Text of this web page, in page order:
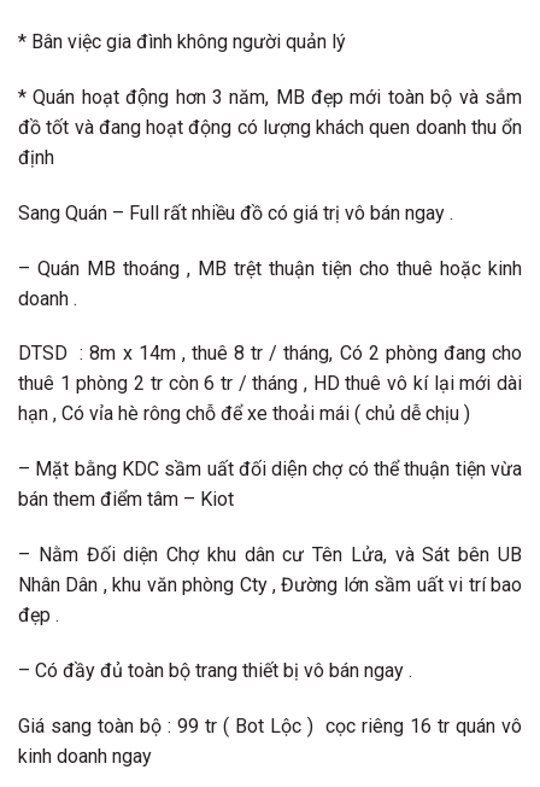
* Bân việc gia đình không người quản lý
* Quán hoạt động hơn 3 năm, MB đẹp mới toàn bộ và sắm
đồ tốt và đang hoạt động có lượng khách quen doanh thu ổn
định
Sang Quán – Full rất nhiều đồ có giá trị vô bán ngay .
– Quán MB thoáng , MB trệt thuận tiện cho thuê hoặc kinh
doanh .
DTSD : 8m x 14m , thuê 8 tr / tháng, Có 2 phòng đang cho
thuê 1 phòng 2 tr còn 6 tr / tháng , HD thuê vô kí lại mới dài
hạn , Có vỉa hè rông chỗ để xe thoải mái ( chủ dễ chịu )
– Mặt bằng KDC sầm uất đối diện chợ có thể thuận tiện vừa
bán them điểm tâm – Kiot
– Nằm Đối diện Chợ khu dân cư Tên Lửa, và Sát bên UB
Nhân Dân , khu văn phòng Cty , Đường lớn sầm uất vi trí bao
đẹp .
– Có đầy đủ toàn bộ trang thiết bị vô bán ngay .
Giá sang toàn bộ : 99 tr ( Bot Lộc ) cọc riêng 16 tr quán vô
kinh doanh ngay